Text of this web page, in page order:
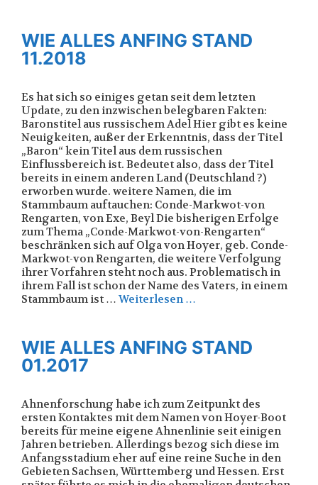
WIE ALLES ANFING STAND
11.2018
Es hat sich so einiges getan seit dem letzten
Update, zu den inzwischen belegbaren Fakten:
Baronstitel aus russischem Adel Hier gibt es keine
Neuigkeiten, außer der Erkenntnis, dass der Titel
„Baron“ kein Titel aus dem russischen
Einflussbereich ist. Bedeutet also, dass der Titel
bereits in einem anderen Land (Deutschland ?)
erworben wurde. weitere Namen, die im
Stammbaum auftauchen: Conde-Markwot-von
Rengarten, von Exe, Beyl Die bisherigen Erfolge
zum Thema „Conde-Markwot-von-Rengarten“
beschränken sich auf Olga von Hoyer, geb. Conde-
Markwot-von Rengarten, die weitere Verfolgung
ihrer Vorfahren steht noch aus. Problematisch in
ihrem Fall ist schon der Name des Vaters, in einem
Stammbaum ist …Weiterlesen …
WIE ALLES ANFING STAND
01.2017
Ahnenforschung habe ich zum Zeitpunkt des
ersten Kontaktes mit dem Namen von Hoyer-Boot
bereits für meine eigene Ahnenlinie seit einigen
Jahren betrieben. Allerdings bezog sich diese im
Anfangsstadium eher auf eine reine Suche in den
Gebieten Sachsen, Württemberg und Hessen. Erst